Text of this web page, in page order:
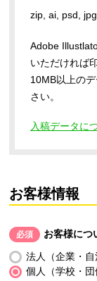
zip, ai, psd,
Adobe
いただければ
10MB以上の
さい。
入稿データに
お客様情報
必須 お客様につ
法人（企業・自
個人（学校・団